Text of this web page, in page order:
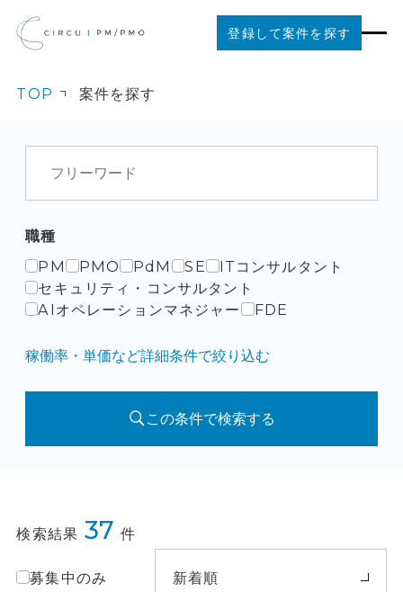
登録して案件を探す
ご利用の流れ
お役立ちコンテンツ
法人の方はこちら
TOP 案件を探す
職種
PM
PMO PdM SE
ITコンサルタント
セキュリティ・コンサルタント
AIオペレーションマネジャー
FDE
稼働率・単価など詳細条件で絞り込む
この条件で検索する
検索結果 37 件
募集中のみ 新着順